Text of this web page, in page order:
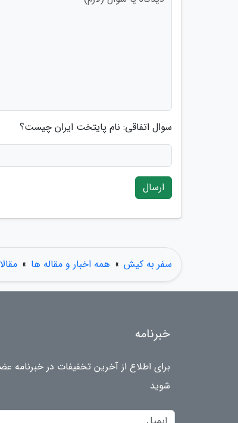
سوال اتفاقی: نام پایتخت ایران چیست؟
ارسال
سفر به کیش » همه اخبار و مقاله ها »
خبرنامه
برای اطلاع از آخرین تخفیفات در خبرنامه
شوید